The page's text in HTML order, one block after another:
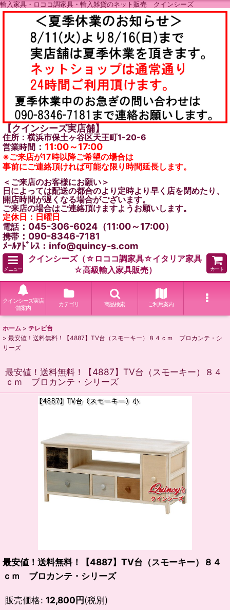
輸入家具・ロココ調家具・輸入雑貨のネット販売 クインシーズ
【クインシーズ実店舗】
住所：横浜市保土ヶ谷区天王町1-20-6
営業時間 ： 11:00～17:00
※ご来店が17時以降ご希望の場合は
事前にご連絡頂ければ可能な限り時間延長します。
＜ご来店のお客様にお願い＞
日によっては配送の都合のより定時より早く店を閉めたり、
開店時間が遅くなる場合がございます。
ご来店の場合はご連絡頂けますようお願いします。
定休日：日曜日
電話：045-306-6024（11:00～17:00）
携帯 ：090-8346-7181
ﾒｰﾙｱﾄﾞﾚｽ：info@quincy-s.com
メニュー
クインシーズ（☆ロココ調家具☆イタリア家具
☆高級輸入家具販売）
カート
クインシーズ実店
舗案内
カテゴリ 商品検索 ご利用案内
ホーム > テレビ台
> 最安値！送料無料！【4887】TV台（スモーキー）８４ｃｍ ブロカンテ・シ
リーズ
最安値！送料無料！【4887】TV台（スモーキー）８４
ｃｍ ブロカンテ・シリーズ
最安値！送料無料！【4887】TV台（スモーキー）８４
ｃｍ ブロカンテ・シリーズ
販売価格: 12,800円(税別)